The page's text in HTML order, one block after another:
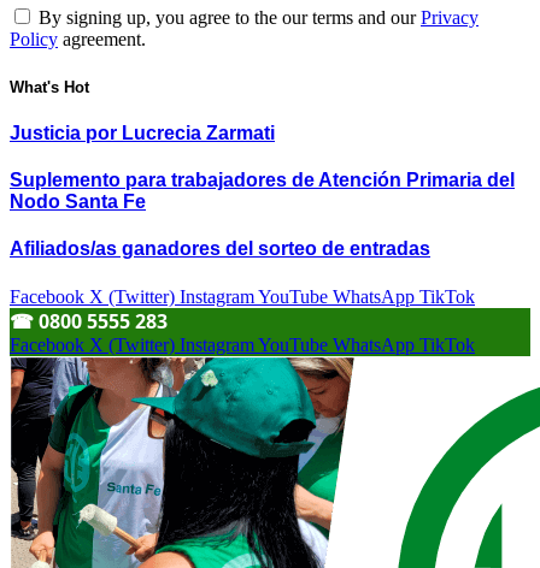
By signing up, you agree to the our terms and ourPrivacy
Policy agreement.
What's Hot
Justicia por Lucrecia Zarmati
Suplemento para trabajadores de Atención Primaria del
Nodo Santa Fe
Afiliados/as ganadores del sorteo de entradas
Facebook X (Twitter) InstagramYouTube WhatsApp TikTok
☎︎ 0800 5555 283
Facebook X (Twitter) InstagramYouTube WhatsApp TikTok